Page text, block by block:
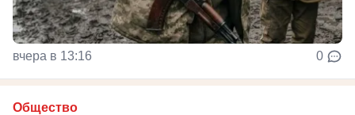
вчера в 13:16 0
Общество